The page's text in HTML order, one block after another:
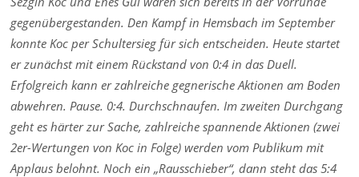
gegenübergestanden. Den Kampf in Hemsbach im September
konnte Koc per Schultersieg für sich entscheiden. Heute startet
er zunächst mit einem Rückstand von 0:4 in das Duell.
Erfolgreich kann er zahlreiche gegnerische Aktionen am Boden
abwehren. Pause. 0:4. Durchschnaufen. Im zweiten Durchgang
geht es härter zur Sache, zahlreiche spannende Aktionen (zwei
2er-Wertungen von Koc in Folge) werden vom Publikum mit
Applaus belohnt. Noch ein „Rausschieber“, dann steht das 5:4